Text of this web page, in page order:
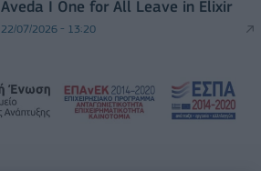
Aveda I One for All Leave in Elixir
22/07/2026 - 13:20